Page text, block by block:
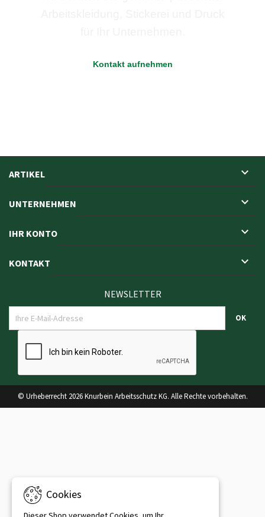
Kontakt aufnehmen
ARTIKEL 
UNTERNEHMEN 
IHR KONTO 
KONTAKT 
Cookies
NEWSLETTER
© Urheberrecht 2026 Knurbein Arbeitsschutz KG. Alle Rechte vorbehalten.